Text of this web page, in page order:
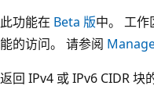
此功能在 Beta 版中。 工作
能的访问。 请参阅
返回 IPv4 或 IPv6 CIDR 块